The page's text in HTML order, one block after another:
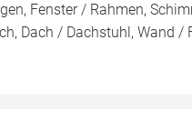
Fenster / Rahmen,
Dach / Dachstuhl, Wand /